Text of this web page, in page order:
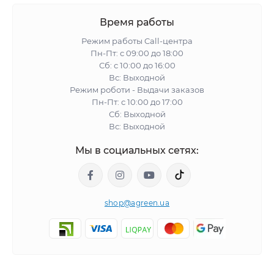
Время работы
Режим работы Call-центра
Пн-Пт: с 09:00 до 18:00
Сб: с 10:00 до 16:00
Вс: Выходной
Режим роботи - Выдачи заказов
Пн-Пт: с 10:00 до 17:00
Сб: Выходной
Вс: Выходной
Мы в социальных сетях:
shop@agreen.ua